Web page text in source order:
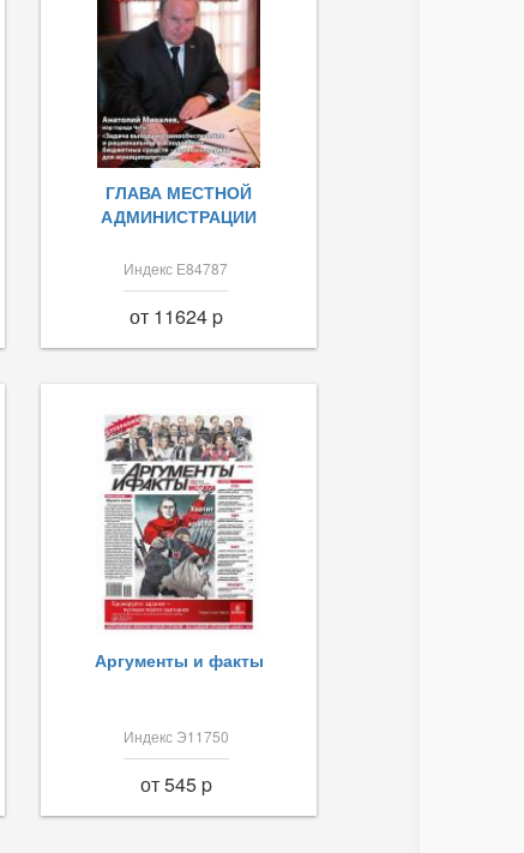
ГЛАВА МЕСТНОЙ
АДМИНИСТРАЦИИ
Индекс Е84787
от 11624 p
Аргументы и факты
Индекс Э11750
от 545 p